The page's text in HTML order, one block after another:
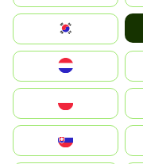
South Korea